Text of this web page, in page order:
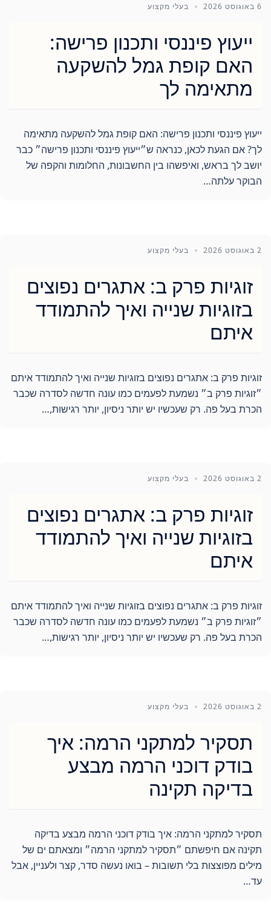
6 באוגוסט 2026 בעלי מקצוע
ייעוץ פיננסי ותכנון פרישה:
האם קופת גמל להשקעה
מתאימה לך
ייעוץ פיננסי ותכנון פרישה: האם קופת גמל להשקעה מתאימה
לך? אם הגעת לכאן, כנראה ש״ייעוץ פיננסי ותכנון פרישה״ כבר
יושב לך בראש, ואיפשהו בין החשבונות, החלומות והקפה של
הבוקר עלתה…
2 באוגוסט 2026 בעלי מקצוע
זוגיות פרק ב: אתגרים נפוצים
בזוגיות שנייה ואיך להתמודד
איתם
זוגיות פרק ב: אתגרים נפוצים בזוגיות שנייה ואיך להתמודד איתם
״זוגיות פרק ב״ נשמעת לפעמים כמו עונה חדשה לסדרה שכבר
הכרת בעל פה. רק שעכשיו יש יותר ניסיון, יותר רגישות,…
2 באוגוסט 2026 בעלי מקצוע
זוגיות פרק ב: אתגרים נפוצים
בזוגיות שנייה ואיך להתמודד
איתם
זוגיות פרק ב: אתגרים נפוצים בזוגיות שנייה ואיך להתמודד איתם
״זוגיות פרק ב״ נשמעת לפעמים כמו עונה חדשה לסדרה שכבר
הכרת בעל פה. רק שעכשיו יש יותר ניסיון, יותר רגישות,…
2 באוגוסט 2026 בעלי מקצוע
תסקיר למתקני הרמה: איך
בודק דוכני הרמה מבצע
בדיקה תקינה
תסקיר למתקני הרמה: איך בודק דוכני הרמה מבצע בדיקה
תקינה אם חיפשתם ״תסקיר למתקני הרמה״ ומצאתם ים של
מילים מפוצצות בלי תשובות – בואו נעשה סדר, קצר ולעניין, אבל
עד…